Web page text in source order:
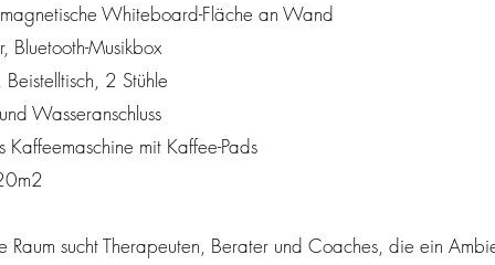
Whiteboard-Fläche an Wand
Bluetooth-Musikbox
2 Stühle
Wasseranschluss
mit Kaffee-Pads
Raum sucht Therapeuten, Berater und Coaches, die ein